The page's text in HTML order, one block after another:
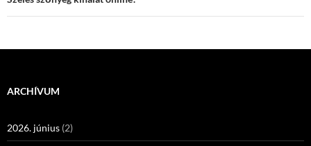
ARCHÍVUM
2026. június (2)